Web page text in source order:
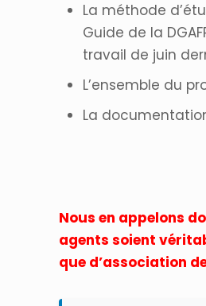
La méthode
Guide de la
travail de juin
L’ensemble du
La
Nous en appelons
agents soient
que d’association